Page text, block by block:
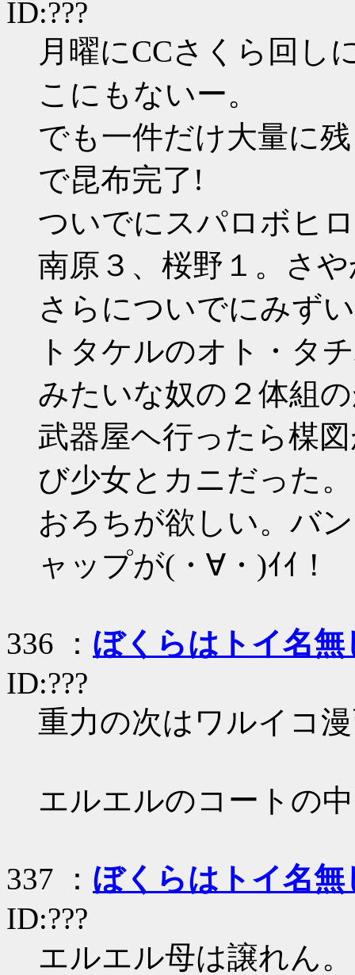
ID:???
月曜にCCさくら回し
こにもないー。
でも一件だけ大量に
で昆布完了!
ついでにスパロボヒ
南原３、桜野１。さ
さらについでにみず
トタケルのオト・タ
みたいな奴の２体組
武器屋ヘ行ったら楳
び少女とカニだった。
おろちが欲しい。バ
ャップが(・∀・)ｲｲ！
336 ： ぼくらはトイ名無
ID:???
重力の次はワルイコ
エルエルのコートの
337 ： ぼくらはトイ名無
ID:???
エルエル母は譲れん。